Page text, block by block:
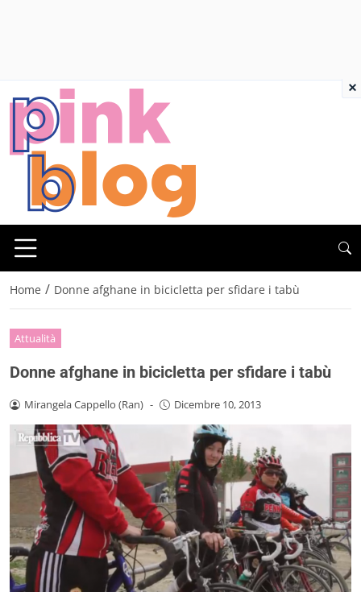
Home / Donne afghane in bicicletta per sfidare i tabù
Attualità
Donne afghane in bicicletta per sfidare i tabù
Mirangela Cappello (Ran) - Dicembre 10, 2013
×